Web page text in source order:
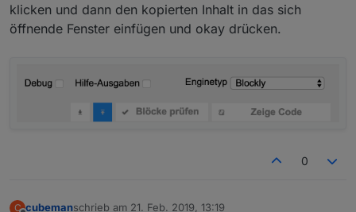
klicken und dann den kopierten Inhalt in das sich
öffnende Fenster einfügen und okay drücken.
0
C cubemanschrieb am 21. Feb. 2019, 13:19